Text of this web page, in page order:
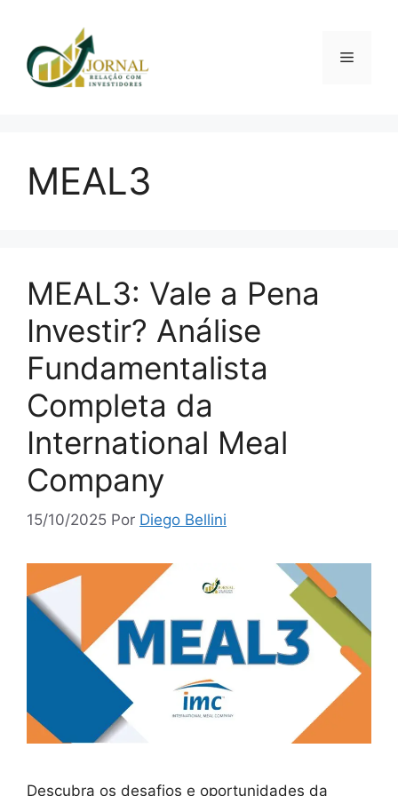
conteúdo
Menu
MEAL3
MEAL3: Vale a Pena
Investir? Análise
Fundamentalista
Completa da
International Meal
Company
15/10/2025 Por Diego Bellini
Descubra os desafios e oportunidades da